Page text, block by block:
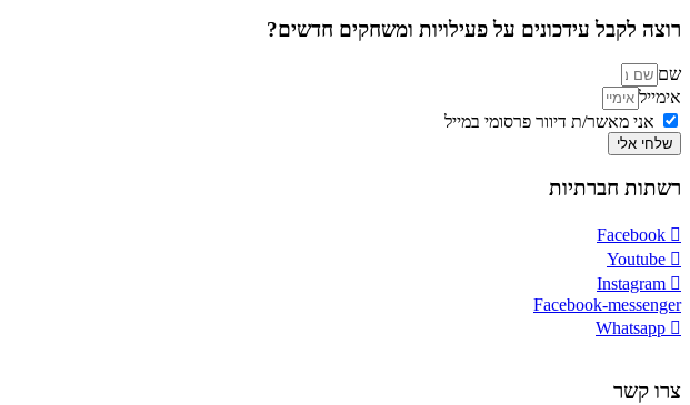
רוצה לקבל עידכונים על פעילויות ומשחקים חדשים?
שם
אימייל
אני מאשר/ת דיוור פרסומי במייל
שלחי אלי
רשתות חברתיות
Facebook
Youtube
Instagram
Facebook-messenger
Whatsapp
צרו קשר